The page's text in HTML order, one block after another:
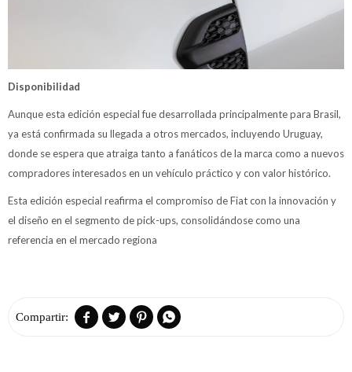
Disponibilidad
Aunque esta edición especial fue desarrollada principalmente para Brasil,
ya está confirmada su llegada a otros mercados, incluyendo Uruguay,
donde se espera que atraiga tanto a fanáticos de la marca como a nuevos
compradores interesados en un vehículo práctico y con valor histórico.
Esta edición especial reafirma el compromiso de Fiat con la innovación y
el diseño en el segmento de pick-ups, consolidándose como una
referencia en el mercado regiona
   